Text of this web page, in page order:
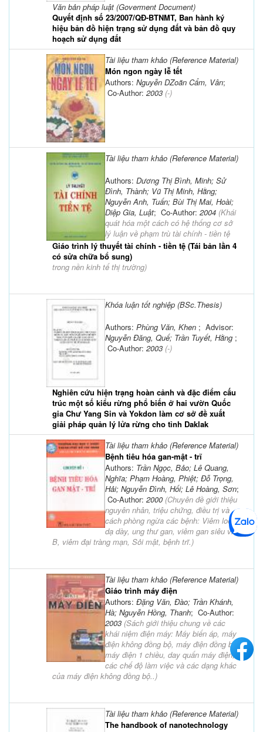
Văn bản pháp luật (Goverment Document)
Quyết định số 23/2007/QĐ-BTNMT, Ban hành ký
hiệu bản đồ hiện trạng sử dụng đất và bản đồ quy
hoạch sử dụng đất
Tài liệu tham khảo (Reference Material)
Món ngon ngày lễ tết
Authors: Nguyễn DZoãn Cẩm, Vân;
Co-Author: 2003 (-)
Tài liệu tham khảo (Reference Material)
Giáo trình lý thuyết tài chính - tiền tệ (Tái bản lần 4
có sửa chữa bổ sung)
Authors: Dương Thị Bình, Minh; Sử
Đình, Thành; Vũ Thị Minh, Hằng;
Nguyễn Anh, Tuấn; Bùi Thị Mai, Hoài;
Diệp Gia, Luật; Co-Author: 2004 (Khái
quát hóa một cách có hệ thống cơ sở
lý luận về phạm trù tài chính - tiền tệ
trong nền kinh tế thị trường)
Khóa luận tốt nghiệp (BSc.Thesis)
Nghiên cứu hiện trạng hoàn cảnh và đặc điểm cấu
trúc một số kiểu rừng phổ biến ở hai vườn Quốc
gia Chư Yang Sin và Yokdon làm cơ sở đề xuất
giải pháp quản lý lửa rừng cho tỉnh Daklak
Authors: Phùng Văn, Khen ; Advisor:
Nguyễn Đăng, Quế; Trần Tuyết, Hằng ;
Co-Author: 2003 (-)
Tài liệu tham khảo (Reference Material)
Bệnh tiêu hóa gan-mật - trĩ
Authors: Trần Ngọc, Bảo; Lê Quang,
Nghĩa; Phạm Hoàng, Phiệt; Đỗ Trọng,
Hải; Nguyễn Đình, Hối; Lê Hoàng, Sơn;
Co-Author: 2000 (Chuyên đề giới thiệu
nguyên nhân, triệu chứng, điều trị và
cách phòng ngừa các bệnh: Viêm loét
dạ dày, ung thư gan, viêm gan siêu vi
B, viêm đại tràng mạn, Sỏi mật, bệnh trĩ.)
Tài liệu tham khảo (Reference Material)
Giáo trình máy điện
Authors: Đặng Văn, Đào; Trần Khánh,
Hà; Nguyễn Hồng, Thanh; Co-Author:
2003 (Sách giới thiệu chung về các
khái niệm điện máy: Máy biến áp, máy
điện không đồng bộ, máy điện đồng bộ,
máy điện 1 chiều, day quấn máy điện,
các chế độ làm việc và các dạng khác
của máy điện không đồng bộ..)
Tài liệu tham khảo (Reference Material)
The handbook of nanotechnology